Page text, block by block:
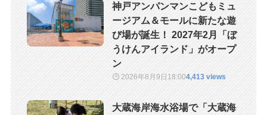
神戸アンパンマンこどもミュ
ージアム＆モールに新たな遊
び場が誕生！ 2027年2月「ぼ
うけんアイランド」がオープ
ン
2026年8月9日 18:004,413 views
大蔵海岸海水浴場で「大蔵海